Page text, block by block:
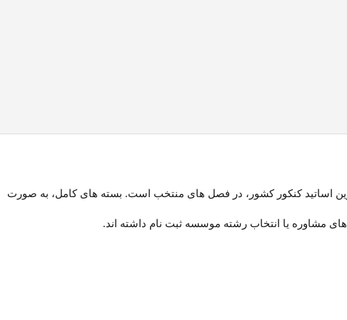
اساتید کنکور کشور، در فصل های منتخب است. بسته های کامل، به صورت
مشاوره یا انتخاب رشته موسسه ثبت نام داشته اند.